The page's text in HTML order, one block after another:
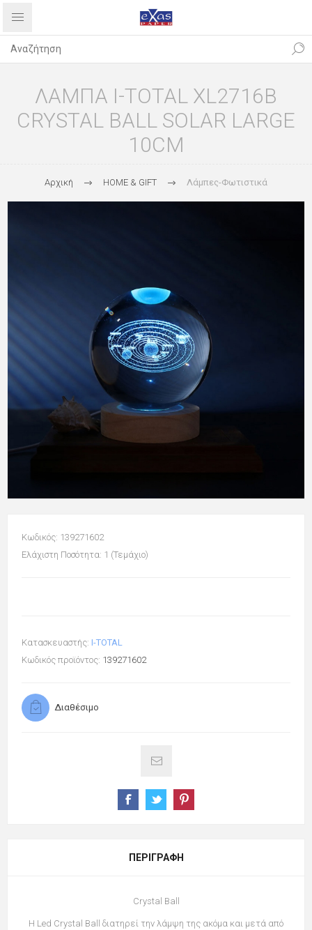
ΛΑΜΠΑ I-TOTAL XL2716B
CRYSTAL BALL SOLAR LARGE
10CM
Αρχική HOME & GIFT Λάμπες-Φωτιστικά
Κωδικός: 139271602
Ελάχιστη Ποσότητα: 1 (Τεμάχιο)
Κατασκευαστής: I-TOTAL
Κωδικός προϊόντος: 139271602
Διαθέσιμο
ΠΕΡΙΓΡΑΦΉ
Crystal Ball
H Led Crystal Ball διατηρεί την λάμψη της ακόμα και μετά από